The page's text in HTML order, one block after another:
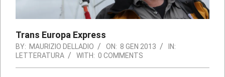
Trans Europa Express
BY: MAURIZIO DELLADIO ON: 8 GEN 2013
IN:
LETTERATURA
WITH: 0 COMMENTS